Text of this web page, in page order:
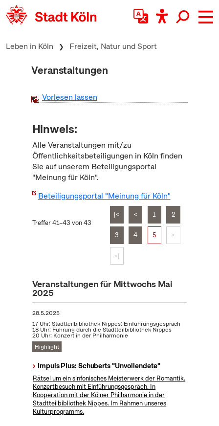
zum Inhalt springen
Leben in Köln Freizeit, Natur und Sport
Veranstaltungen
Vorlesen lassen
Hinweis:
Alle Veranstaltungen mit/zu
Öffentlichkeitsbeteiligungen in Köln finden
Sie auf unserem Beteiligungsportal
"Meinung für Köln".
Beteiligungsportal "Meinung für Köln"
Treffer 41–43 von 43
|< < 1 2
3 4 5 >
>|
Veranstaltungen für Mittwochs Mai
2025
28.5.2025
17 Uhr: Stadtteilbibliothek Nippes: Einführungsgespräch
18 Uhr: Führung durch die Stadtteilbibliothek Nippes
20 Uhr: Konzert in der Philharmonie
Highlight
Impuls Plus: Schuberts "Unvollendete"
Rätsel um ein sinfonisches Meisterwerk der Romantik.
Konzertbesuch mit Einführungsgespräch. In
Kooperation mit der Kölner Philharmonie in der
Stadtteilbibliothek Nippes. Im Rahmen unseres
Kulturprogramms.